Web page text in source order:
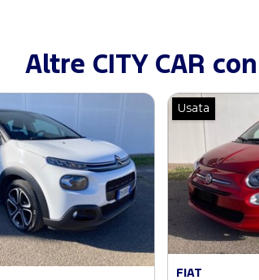
Altre CITY CAR
Usata
FIAT